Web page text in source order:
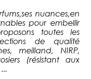
nuances,en
pour embellir
toutes les
de qualité
meilland, NIRP,
(résistant aux